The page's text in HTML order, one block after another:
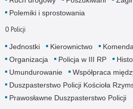
Polemiki i sprostowania
O Policji
Jednostki Kierownictwo
Organizacja
Policja w III RP
Umundurowanie
Współpraca
Duszpasterstwo Policji Kościoła
Prawosławne Duszpasterstwo Policji